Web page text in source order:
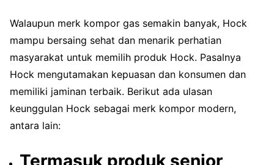
Walaupun merk kompor gas semakin banyak, Hock
mampu bersaing sehat dan menarik perhatian
masyarakat untuk memilih produk Hock. Pasalnya
Hock mengutamakan kepuasan dan konsumen dan
memiliki jaminan terbaik. Berikut ada ulasan
keunggulan Hock sebagai merk kompor modern,
antara lain:
Termasuk produk senior